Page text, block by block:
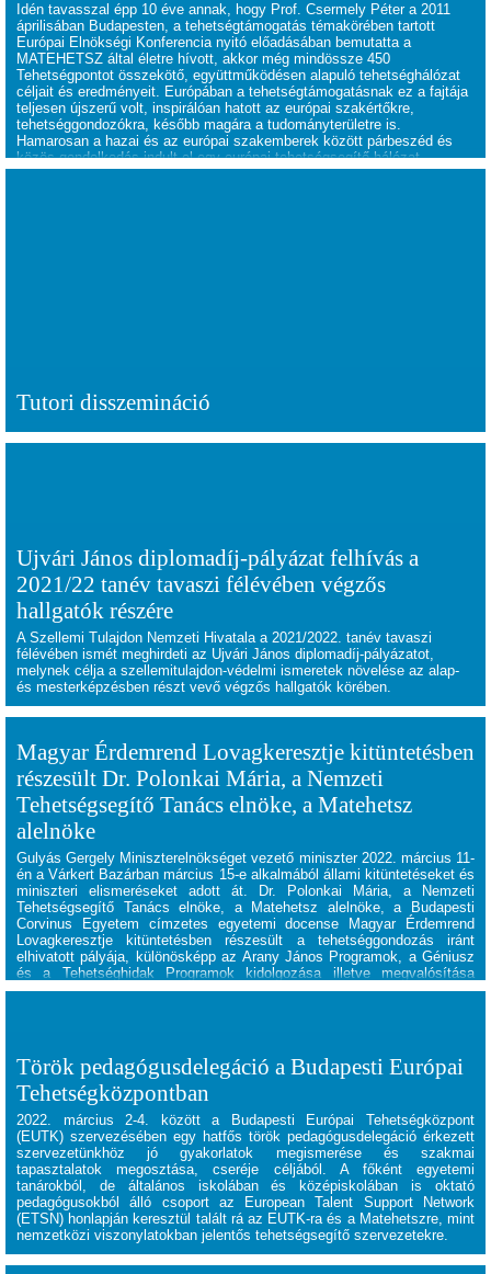
Idén tavasszal épp 10 éve annak, hogy Prof. Csermely Péter a 2011
áprilisában Budapesten, a tehetségtámogatás témakörében tartott
Európai Elnökségi Konferencia nyitó előadásában bemutatta a
MATEHETSZ által életre hívott, akkor még mindössze 450
Tehetségpontot összekötő, együttműködésen alapuló tehetséghálózat
céljait és eredményeit. Európában a tehetségtámogatásnak ez a fajtája
teljesen újszerű volt, inspirálóan hatott az európai szakértőkre,
tehetséggondozókra, később magára a tudományterületre is.
Hamarosan a hazai és az európai szakemberek között párbeszéd és
közös gondolkodás indult el egy európai tehetségsegítő hálózat
létrehozásával kapcsolatban.
Tutori disszemináció
Ujvári János diplomadíj-pályázat felhívás a
2021/22 tanév tavaszi félévében végzős
hallgatók részére
A Szellemi Tulajdon Nemzeti Hivatala a 2021/2022. tanév tavaszi
félévében ismét meghirdeti az Ujvári János diplomadíj-pályázatot,
melynek célja a szellemitulajdon-védelmi ismeretek növelése az alap-
és mesterképzésben részt vevő végzős hallgatók körében.
Magyar Érdemrend Lovagkeresztje kitüntetésben
részesült Dr. Polonkai Mária, a Nemzeti
Tehetségsegítő Tanács elnöke, a Matehetsz
alelnöke
Gulyás Gergely Miniszterelnökséget vezető miniszter 2022. március 11-
én a Várkert Bazárban március 15-e alkalmából állami kitüntetéseket és
miniszteri elismeréseket adott át. Dr. Polonkai Mária, a Nemzeti
Tehetségsegítő Tanács elnöke, a Matehetsz alelnöke, a Budapesti
Corvinus Egyetem címzetes egyetemi docense Magyar Érdemrend
Lovagkeresztje kitüntetésben részesült a tehetséggondozás iránt
elhivatott pályája, különösképp az Arany János Programok, a Géniusz
és a Tehetséghidak Programok kidolgozása illetve megvalósítása
érdekében végzett sokrétű munkája elismeréseképp.
Török pedagógusdelegáció a Budapesti Európai
Tehetségközpontban
2022. március 2-4. között a
Budapesti Európai Tehetségközpont
(EUTK) szervezésében egy hatfős török pedagógusdelegáció érkezett
szervezetünkhöz jó gyakorlatok megismerése és szakmai
tapasztalatok megosztása, cseréje céljából. A főként egyetemi
tanárokból, de általános iskolában és középiskolában is oktató
pedagógusokból álló csoport az European Talent Support Network
(ETSN) honlapján keresztül talált rá az EUTK-ra és a Matehetszre, mint
nemzetközi viszonylatokban jelentős tehetségsegítő szervezetekre.